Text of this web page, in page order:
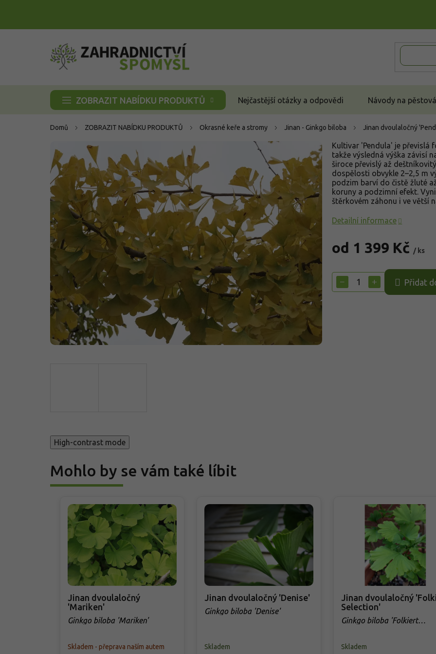
ZOBRAZIT NABÍDKU PRODUKTŮ Nejčastější otázky a odpovědi Návody na
Domů ZOBRAZIT NABÍDKU PRODUKTŮ Okrasné keře a stromy Jinan - Ginkgo biloba Jinan dvoulaločný
od 1 399 Kč / ks
cena:
+
− Přidat
Kultivar 'Pendula' je převislá
takže výsledná výška závisí
široce převislý až
dospělosti obvykle 2–2,5 m
podzim barví do čistě žluté
koruny a podzimní efekt.
štěrkovém záhonu i ve větší
Detailní informace
High-contrast mode
Mohlo by se vám také líbit
Jinan dvoulaločný
'Mariken'
Ginkgo biloba 'Mariken'
Skladem - přeprava naším autem
Jinan dvoulaločný 'Denise'
Ginkgo biloba 'Denise'
Skladem
Jinan dvoulaločný
Selection'
Ginkgo biloba 'Folkiert
Skladem